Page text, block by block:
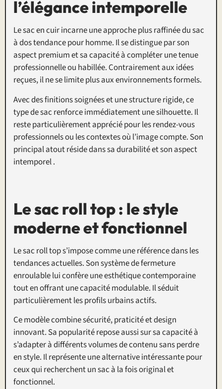
l’élégance intemporelle
Le sac en cuir incarne une approche plus raffinée du sac
à dos tendance pour homme. Il se distingue par son
aspect premium et sa capacité à compléter une tenue
professionnelle ou habillée. Contrairement aux idées
reçues, il ne se limite plus aux environnements formels.
Avec des finitions soignées et une structure rigide, ce
type de sac renforce immédiatement une silhouette. Il
reste particulièrement apprécié pour les rendez-vous
professionnels ou les contextes où l’image compte. Son
principal atout réside dans sa durabilité et son aspect
intemporel .
Le sac roll top : le style
moderne et fonctionnel
Le sac roll top s’impose comme une référence dans les
tendances actuelles. Son système de fermeture
enroulable lui confère une esthétique contemporaine
tout en offrant une capacité modulable. Il séduit
particulièrement les profils urbains actifs.
Ce modèle combine sécurité, praticité et design
innovant. Sa popularité repose aussi sur sa capacité à
s’adapter à différents volumes de contenu sans perdre
en style. Il représente une alternative intéressante pour
ceux qui recherchent un sac à la fois original et
fonctionnel.